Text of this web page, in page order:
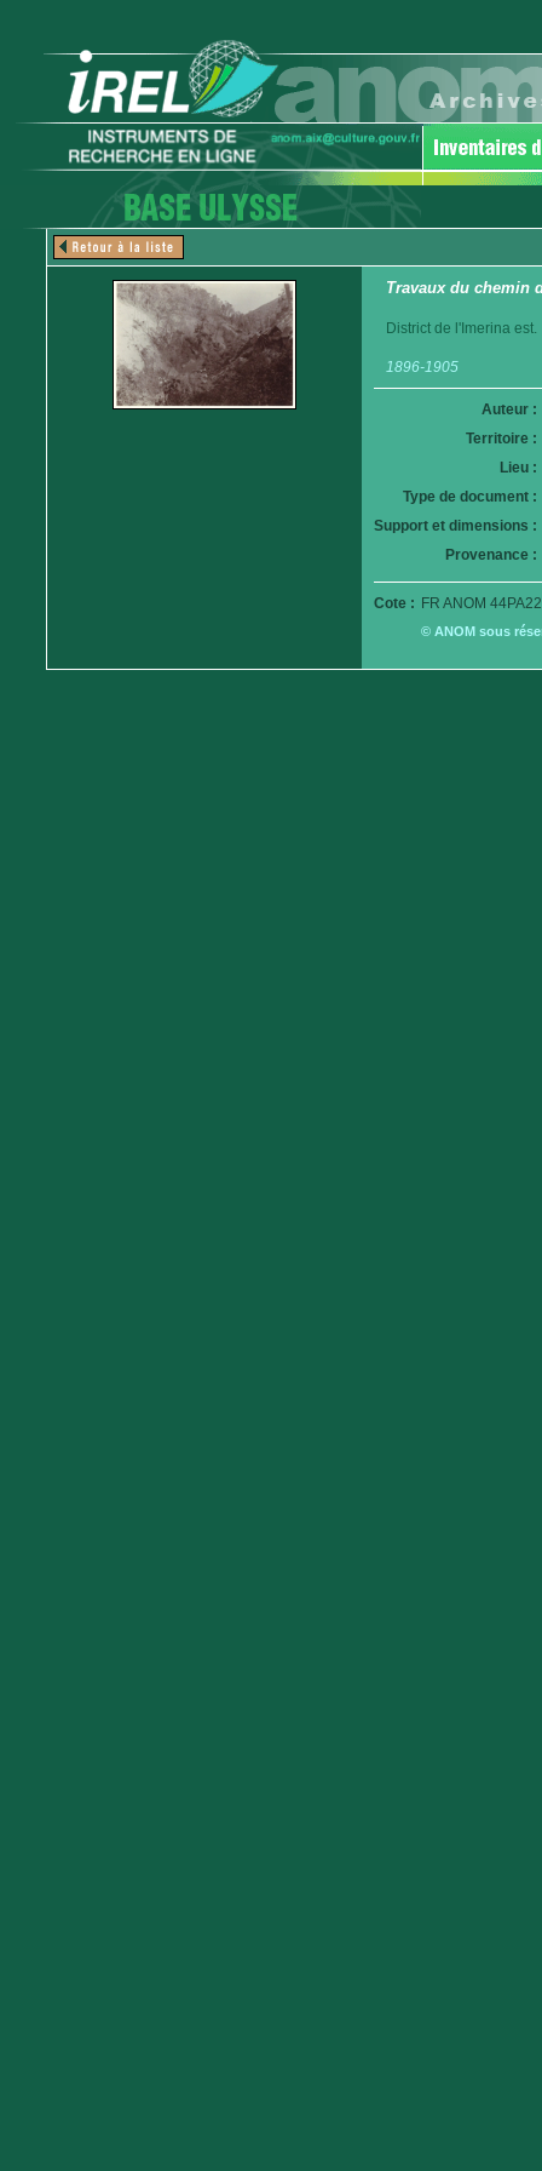
Travaux du chemin
District de l'Imerina est.
1896-1905
Auteur :
Territoire :
Lieu :
Type de document :
Support et dimensions :
Provenance :
Cote : FR ANOM
© ANOM sous